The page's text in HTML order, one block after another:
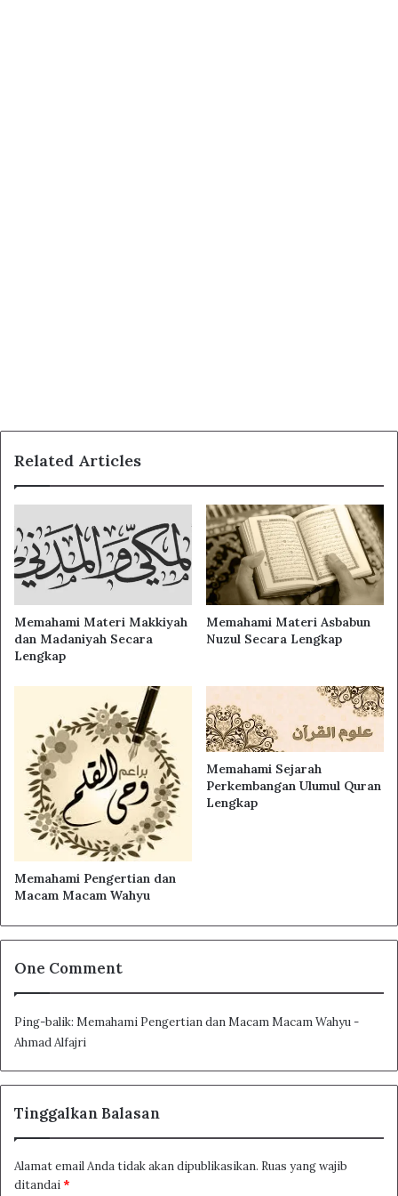
Related Articles
Memahami Materi Makkiyah
dan Madaniyah Secara
Lengkap
Memahami Materi Asbabun
Nuzul Secara Lengkap
Memahami Pengertian dan
Macam Macam Wahyu
Memahami Sejarah
Perkembangan Ulumul Quran
Lengkap
One Comment
Ping-balik: Memahami Pengertian dan Macam Macam Wahyu -
Ahmad Alfajri
Tinggalkan Balasan
Alamat email Anda tidak akan dipublikasikan. Ruas yang wajib
ditandai*